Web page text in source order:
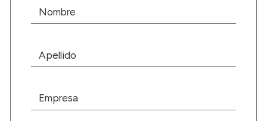
Nombre
Apellidos
Empresa